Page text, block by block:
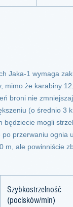
Jaka-1 wymaga
mimo że karabiny
broni nie
(o średnio 3
mogli
przerwaniu ognia
m, ale powinniście
Szybkostrzelność
(pocisków/min)